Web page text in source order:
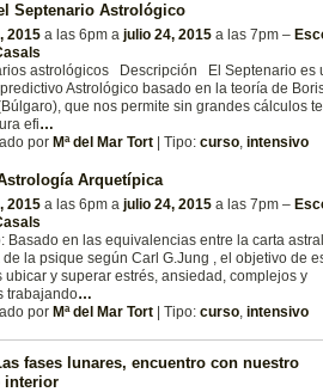
Septenario Astrológico
2015 a las 6pm a julio 24, 2015 a las 7pm –
astrológicos Descripción El Septenario es
Astrológico basado en la teoría de
que nos permite sin grandes cálculos
efi…
por Mª del Mar Tort | Tipo: curso, intensivo
Arquetípica
2015 a las 6pm a julio 24, 2015 a las 7pm –
Basado en las equivalencias entre la carta
la psique según Carl G.Jung , el objetivo de
ubicar y superar estrés, ansiedad, complejos y
trabajando…
por Mª del Mar Tort | Tipo: curso intensivo
fases lunares, encuentro con nuestro
interior